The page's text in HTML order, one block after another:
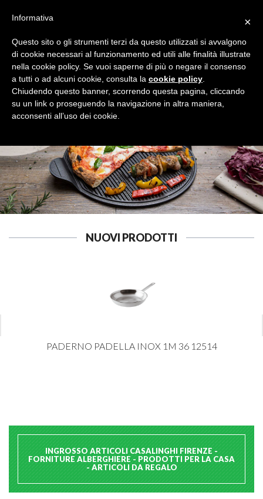
CARTA Cerca
NUOVI PRODOTTI
PADERNO PADELLA INOX 1M 36 12514
INGROSSO ARTICOLI CASALINGHI FIRENZE -
FORNITURE ALBERGHIERE - PRODOTTI PER LA CASA
- ARTICOLI DA REGALO
×
Informativa
Questo sito o gli strumenti terzi da questo utilizzati si avvalgono
di cookie necessari al funzionamento ed utili alle finalità illustrate
nella cookie policy. Se vuoi saperne di più o negare il consenso
a tutti o ad alcuni cookie, consulta la cookie policy
Chiudendo questo banner, scorrendo questa pagina, cliccando
su un link o proseguendo la navigazione in altra maniera,
acconsenti all’uso dei cookie.